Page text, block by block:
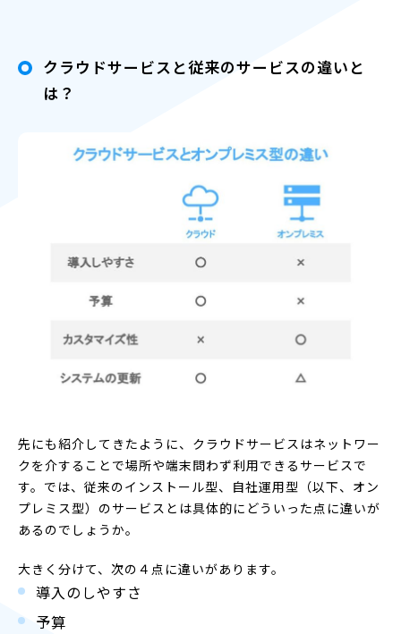
クラウドサービスと従来のサービスの違いと
は？
先にも紹介してきたように、クラウドサービスはネットワー
クを介することで場所や端末問わず利用できるサービスで
す。では、従来のインストール型、自社運用型（以下、オン
プレミス型）のサービスとは具体的にどういった点に違いが
あるのでしょうか。
大きく分けて、次の４点に違いがあります。
導入のしやすさ
予算